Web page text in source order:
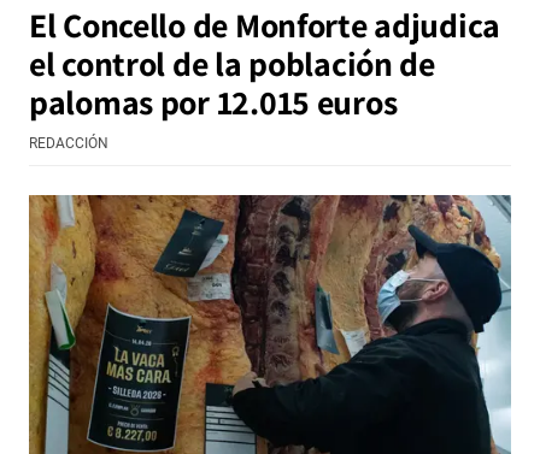
El Concello de Monforte adjudica
el control de la población de
palomas por 12.015 euros
REDACCIÓN